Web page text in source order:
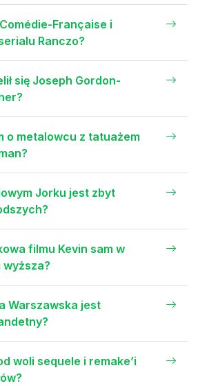
Française i
Ranczo?
się Joseph Gordon-
o metalowcu z tatuażem
Jorku jest zbyt
filmu Kevin sam w
wyższa?
Warszawska jest
woli sequele i remake’i